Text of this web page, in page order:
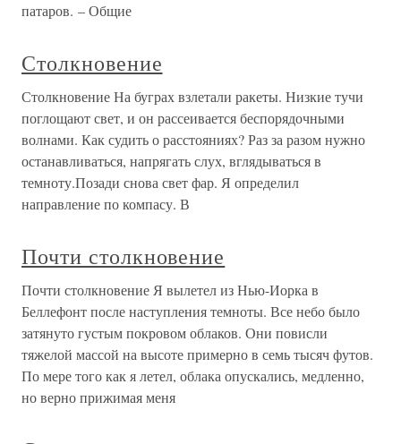
патаров. – Общие
Столкновение
Столкновение На буграх взлетали ракеты. Низкие тучи
поглощают свет, и он рассеивается беспорядочными
волнами. Как судить о расстояниях? Раз за разом нужно
останавливаться, напрягать слух, вглядываться в
темноту.Позади снова свет фар. Я определил
направление по компасу. В
Почти столкновение
Почти столкновение Я вылетел из Нью-Иорка в
Беллефонт после наступления темноты. Все небо было
затянуто густым покровом облаков. Они повисли
тяжелой массой на высоте примерно в семь тысяч футов.
По мере того как я летел, облака опускались, медленно,
но верно прижимая меня